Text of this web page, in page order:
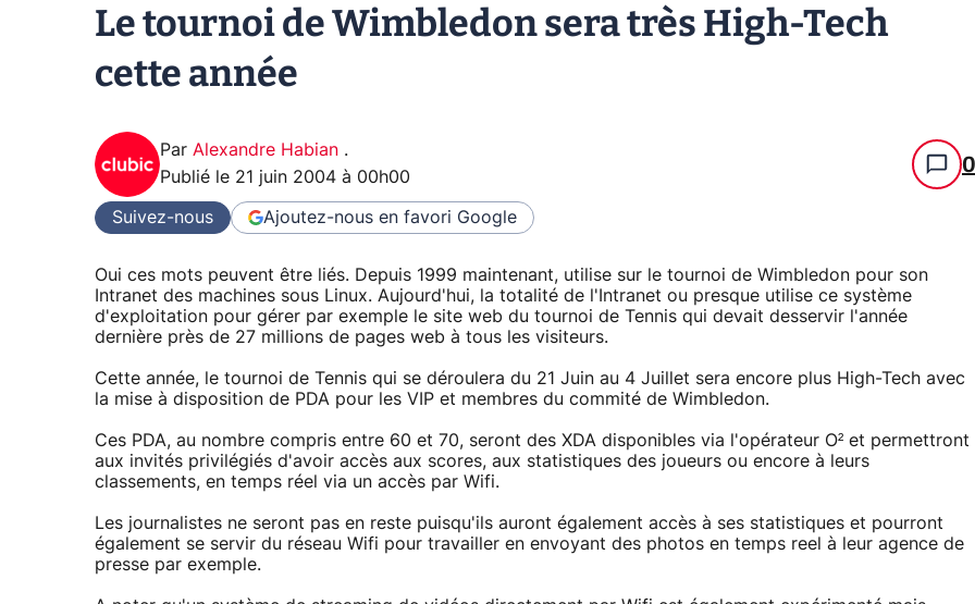
Le tournoi de Wimbledon sera très High-Tech
cette année
Par Alexandre Habian .
Publié le 21 juin 2004 à 00h00 0
Suivez-nous Ajoutez-nous en favori Google
Oui ces mots peuvent être liés. Depuis 1999 maintenant, utilise sur le tournoi de Wimbledon pour son
Intranet des machines sous Linux. Aujourd'hui, la totalité de l'Intranet ou presque utilise ce système
d'exploitation pour gérer par exemple le site web du tournoi de Tennis qui devait desservir l'année
dernière près de 27 millions de pages web à tous les visiteurs.
Cette année, le tournoi de Tennis qui se déroulera du 21 Juin au 4 Juillet sera encore plus High-Tech avec
la mise à disposition de PDA pour les VIP et membres du commité de Wimbledon.
Ces PDA, au nombre compris entre 60 et 70, seront des XDA disponibles via l'opérateur O² et permettront
aux invités privilégiés d'avoir accès aux scores, aux statistiques des joueurs ou encore à leurs
classements, en temps réel via un accès par Wifi.
Les journalistes ne seront pas en reste puisqu'ils auront également accès à ses statistiques et pourront
également se servir du réseau Wifi pour travailler en envoyant des photos en temps reel à leur agence de
presse par exemple.